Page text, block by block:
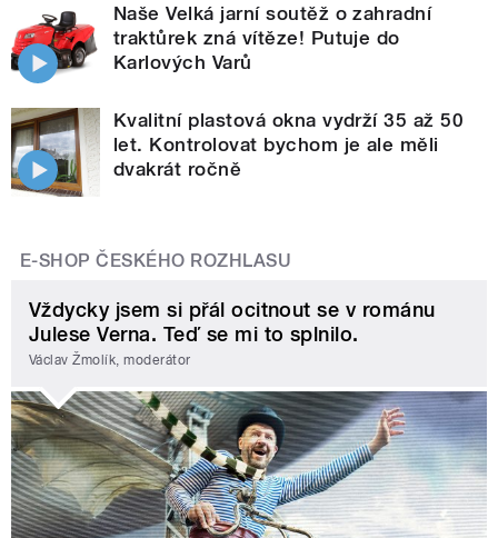
Naše Velká jarní soutěž o zahradní
traktůrek zná vítěze! Putuje do
Karlových Varů
Kvalitní plastová okna vydrží 35 až 50
let. Kontrolovat bychom je ale měli
dvakrát ročně
E-SHOP ČESKÉHO ROZHLASU
Vždycky jsem si přál ocitnout se v románu
Julese Verna. Teď se mi to splnilo.
Václav Žmolík, moderátor